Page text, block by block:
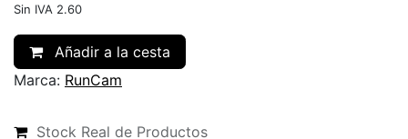
Sin IVA 2.60
Añadir a la cesta
Marca: RunCam
Stock Real de Productos